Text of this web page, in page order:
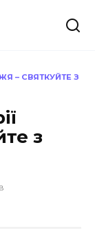
– СВЯТКУЙТЕ З
з